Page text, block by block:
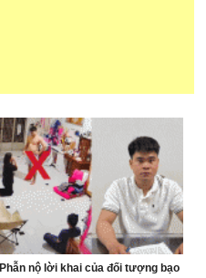
Phẫn nộ lời khai của đối tượng bạo